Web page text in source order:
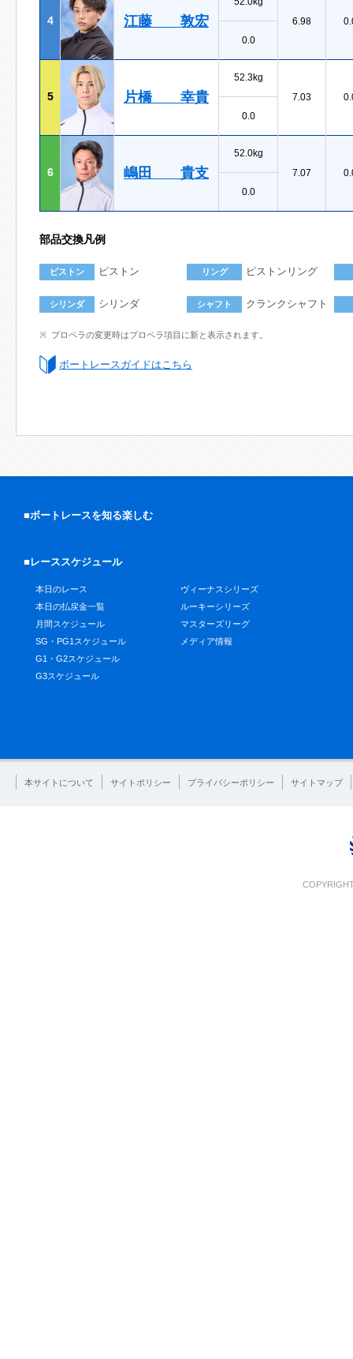
4 江藤 敦宏
6.98
0.0
5 片橋 幸貴
52.3kg
7.03
0.0
6 嶋田 貴支
52.0kg
7.07
0.0
部品交換凡例
ピストン ピストン リング ピストンリング
シリンダ シリンダ シャフト クランクシャフト
プロペラの変更時はプロペラ項目に新と表示されます。
ボートレースガイドはこちら
■ボートレースを知る楽しむ
■レーススケジュール
本日のレース
本日の払戻金一覧
月間スケジュール
SG・PG1スケジュール
G1・G2スケジュール
G3スケジュール
ヴィーナスシリーズ
ルーキーシリーズ
マスターズリーグ
メディア情報
本サイトについて サイトポリシー プライバシーポリシー サイトマップ